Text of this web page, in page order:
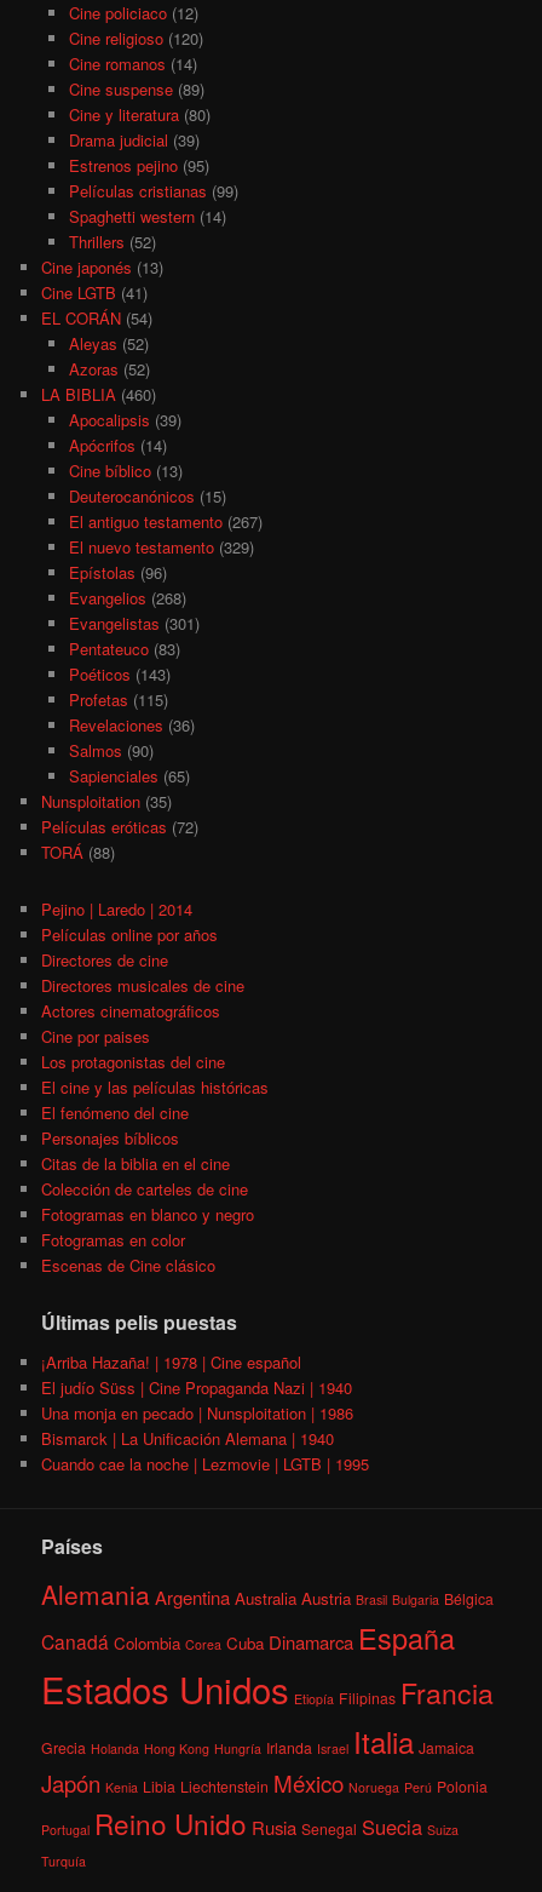
Cine policiaco(12)
Cine religioso(120)
Cine romanos (14)
Cine suspense(89)
Cine y literatura(80)
Drama judicial (39)
Estrenos pejino(95)
Películas cristianas (99)
Spaghetti western(14)
Thrillers (52)
Cine japonés (13)
Cine LGTB (41)
EL CORÁN (54)
Aleyas (52)
Azoras (52)
LA BIBLIA (460)
Apocalipsis (39)
Apócrifos (14)
Cine bíblico(13)
Deuterocanónicos (15)
El antiguo testamento(267)
El nuevo testamento(329)
Epístolas (96)
Evangelios (268)
Evangelistas (301)
Pentateuco(83)
Poéticos (143)
Profetas (115)
Revelaciones (36)
Salmos (90)
Sapienciales (65)
Nunsploitation (35)
Películas eróticas (72)
TORÁ (88)
Pejino | Laredo | 2014
Películas online por años
Directores de cine
Directores musicales de cine
Actores cinematográficos
Cine por paises
Los protagonistas del cine
El cine y las películas históricas
El fenómeno del cine
Personajes bíblicos
Citas de la biblia en el cine
Colección de carteles de cine
Fotogramas en blanco y negro
Fotogramas en color
Escenas de Cine clásico
Últimas pelis puestas
¡Arriba Hazaña! | 1978 | Cine español
El judío Süss | Cine Propaganda Nazi | 1940
Una monja en pecado | Nunsploitation | 1986
Bismarck | La Unificación Alemana | 1940
Cuando cae la noche | Lezmovie | LGTB | 1995
Países
AlemaniaArgentina Australia Austria Brasil Bulgaria Bélgica
Canadá Colombia Corea Cuba Dinamarca España
Estados Unidos Etiopía Filipinas Francia
Grecia Holanda Hong Kong Hungría Irlanda Israel Italia Jamaica
Japón Kenia Libia Liechtenstein México Noruega Perú Polonia
Portugal Reino Unido Rusia Senegal Suecia Suiza
Turquía